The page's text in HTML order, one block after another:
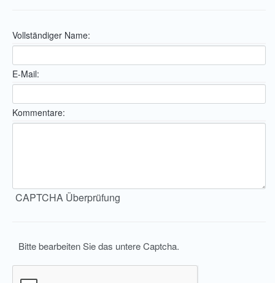
Vollständiger Name:
E-Mail:
Kommentare:
CAPTCHA Überprüfung
Bitte bearbeiten Sie das untere Captcha.